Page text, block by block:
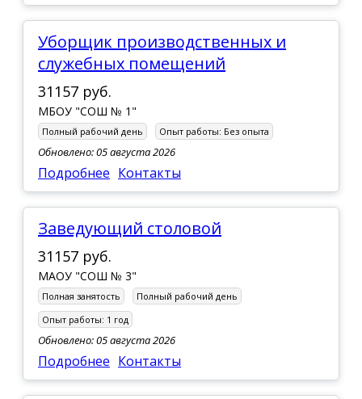
Уборщик производственных и
служебных помещений
31157 руб.
МБОУ "СОШ № 1"
Полный рабочий день Опыт работы: Без опыта
Обновлено: 05 августа 2026
Подробнее Контакты
Заведующий столовой
31157 руб.
МАОУ "СОШ № 3"
Полная занятость
Полный рабочий день
Опыт работы: 1 год
Обновлено: 05 августа 2026
Подробнее Контакты